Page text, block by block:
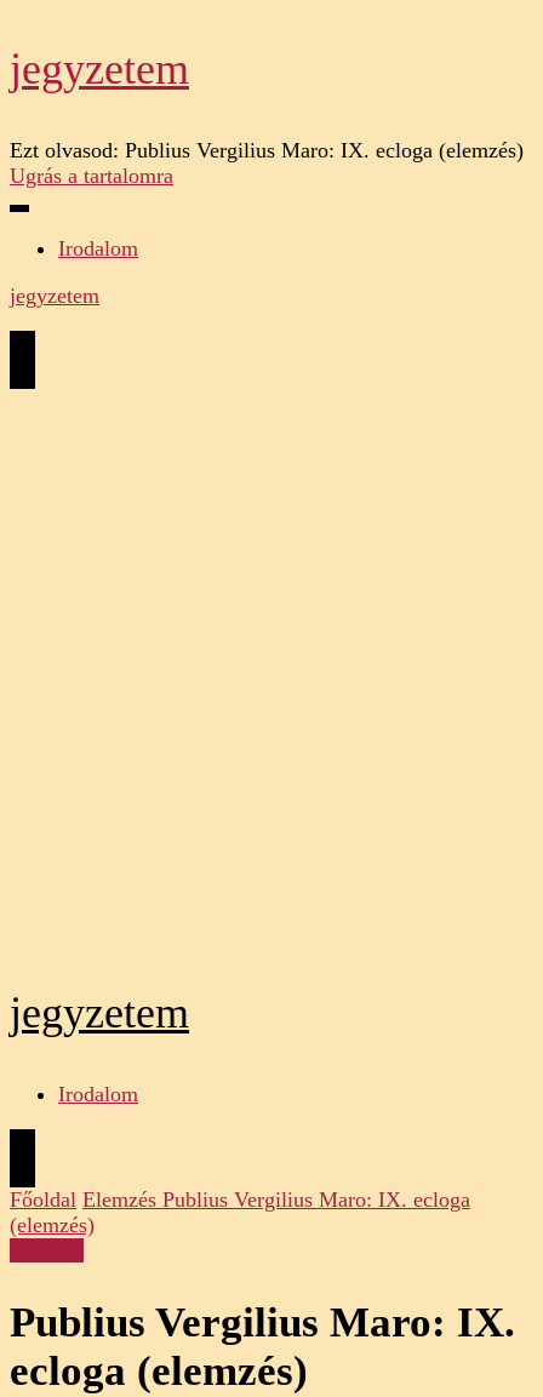
jegyzetem
Ezt olvasod: Publius Vergilius Maro: IX. ecloga (elemzés)
Ugrás a tartalomra
Irodalom
jegyzetem
jegyzetem
Irodalom
Főoldal Elemzés Publius Vergilius Maro: IX. ecloga
(elemzés)
Publius Vergilius Maro: IX.
ecloga (elemzés)